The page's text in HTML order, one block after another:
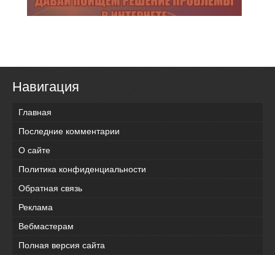
Навигация
Главная
Последние комментарии
О сайте
Политика конфиденциальности
Обратная связь
Реклама
Вебмастерам
Полная версия сайта